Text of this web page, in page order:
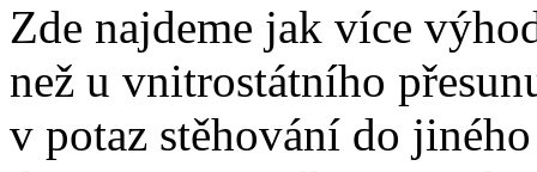
Zde najdeme jak více
než u vnitrostátního
v potaz stěhování do